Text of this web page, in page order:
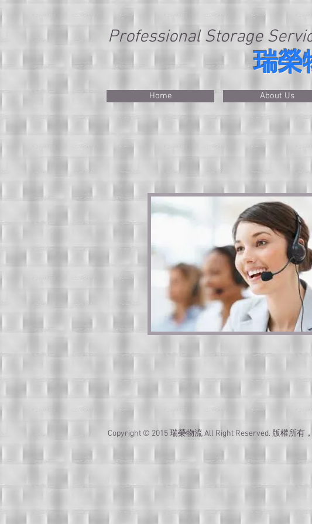
Professional Storage
瑞榮
Home About Us
Copyright © 2015 瑞榮物流 All Right Reserved. 版權所有